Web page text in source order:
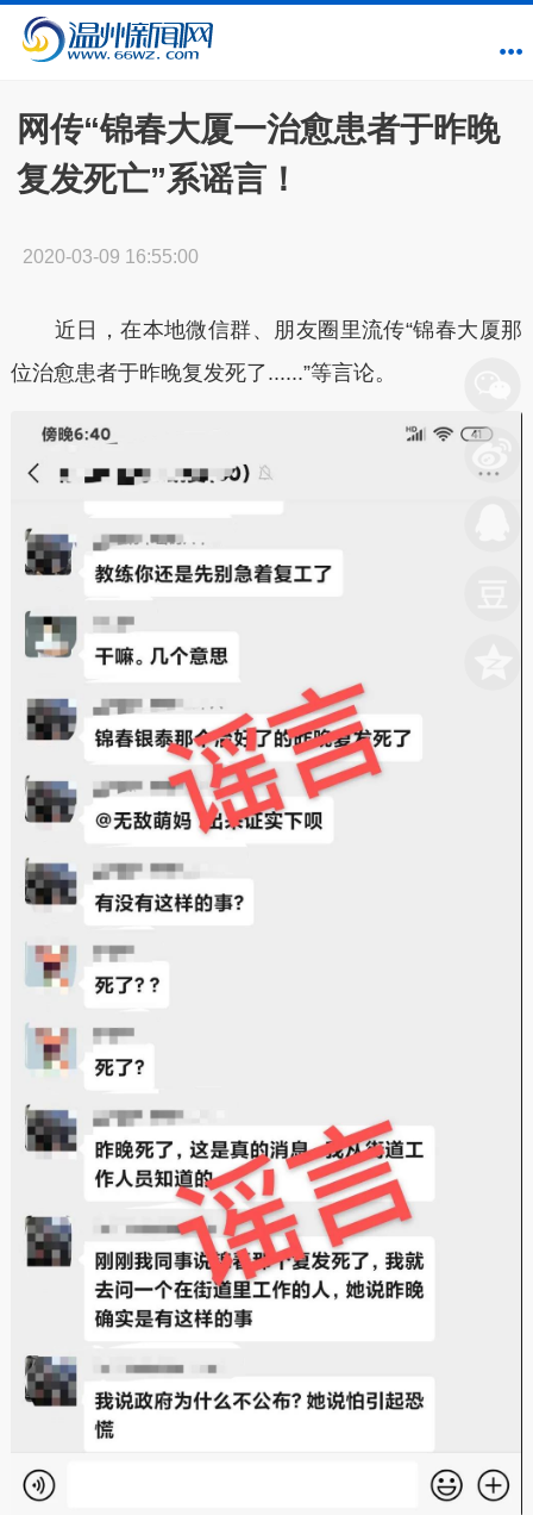
网传“锦春大厦一治愈患者于昨晚
复发死亡”系谣言！
2020-03-09 16:55:00
近日，在本地微信群、朋友圈里流传“锦春大厦那
位治愈患者于昨晚复发死了......”等言论。